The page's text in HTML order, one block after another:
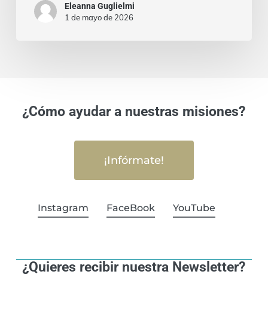
Eleanna Guglielmi
1 de mayo de 2026
¿Cómo ayudar a nuestras misiones?
¡Infórmate!
Instagram FaceBook YouTube
¿Quieres recibir nuestra Newsletter?